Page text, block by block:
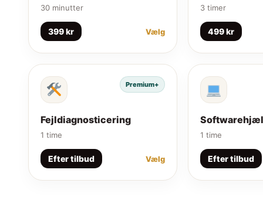
30 minutter
399 kr Vælg
3 timer
499 kr
Premium+
Fejldiagnosticering
1 time
Efter tilbud Vælg
1 time
Efter tilbud